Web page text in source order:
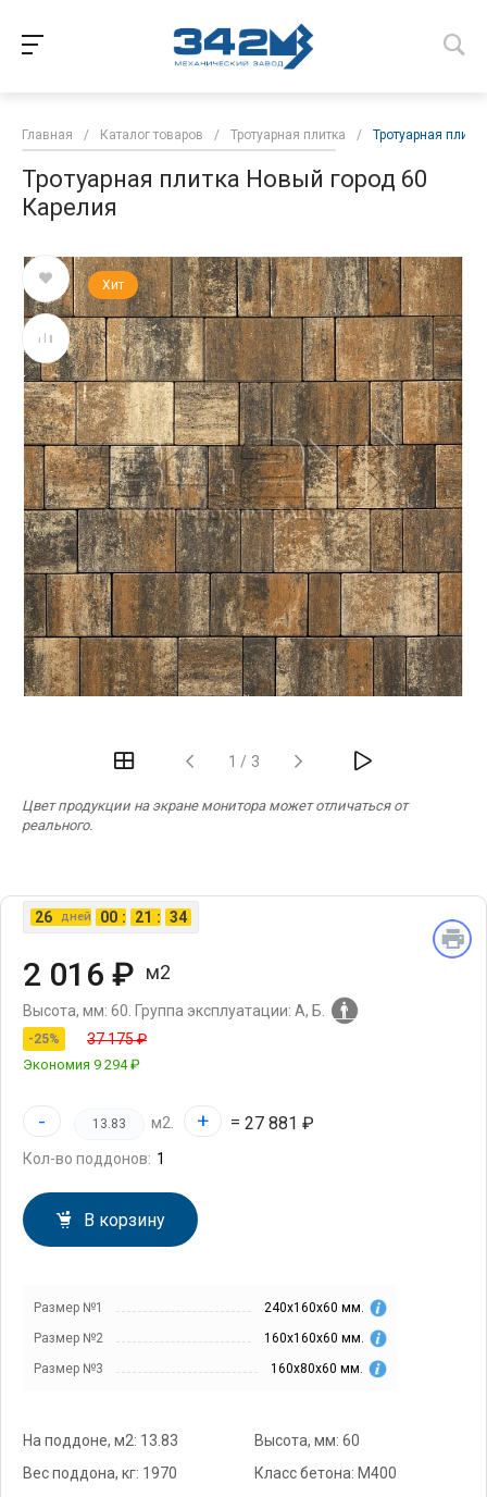
Главная / Каталог товаров / Тротуарная плитка / Тротуарная
Тротуарная плитка Новый город 60
Карелия
Хит
1 / 3
Цвет продукции на экране монитора может отличаться от
реального.
26 дней 00 : 21 : 33
2 016 ₽ м2
Высота, мм: 60. Группа эксплуатации: А, Б.
-25% 37 175 ₽
Экономия 9 294 ₽
- м2. + = 27 881 ₽
Кол-во поддонов:
В корзину
Размер №1
240х160х60 мм.
Размер №2
160х160х60 мм.
Размер №3
160х80х60 мм.
На поддоне, м2: 13.83
Высота, мм: 60
Вес поддона, кг: 1970
Класс бетона: М400